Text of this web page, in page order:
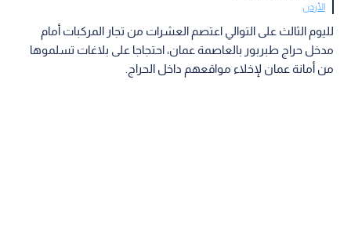
الأردن
لليوم الثالث على التوالي اعتصم العشرات من تجار المركبات أمام
مدخل حراج طبربور بالعاصمة عمان، احتجاجا على بلاغات تسلموها
من أمانة عمان لإخلاء مواقعهم داخل الحراج.